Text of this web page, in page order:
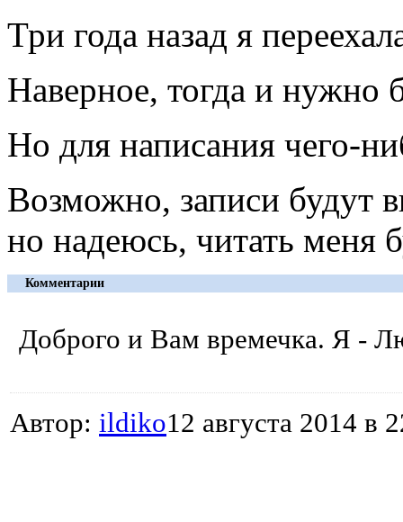
Три года назад я
Наверное, тогда и нужно
Но для написания чего-
Возможно, записи будут
но надеюсь, читать меня
Комментарии
Доброго и Вам времечка. Я -
Автор: ildiko12 августа 2014 в